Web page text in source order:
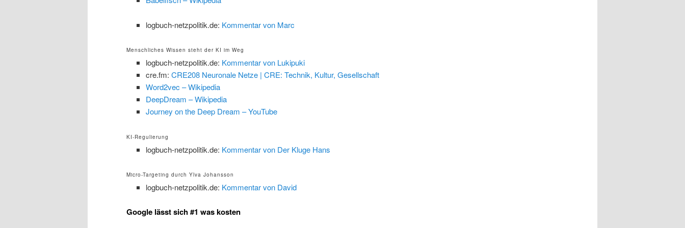
logbuch-netzpolitik.de: Kommentar von Marc
Menschliches Wissen steht der KI im Weg
logbuch-netzpolitik.de: Kommentar von Lukipuki
cre.fm: CRE208 Neuronale Netze | CRE: Technik, Kultur, Gesellschaft
Word2vec – Wikipedia
DeepDream – Wikipedia
Journey on the Deep Dream – YouTube
KI-Regulierung
logbuch-netzpolitik.de: Kommentar von Der Kluge Hans
Micro-Targeting durch Ylva Johansson
logbuch-netzpolitik.de: Kommentar von David
Google lässt sich #1 was kosten